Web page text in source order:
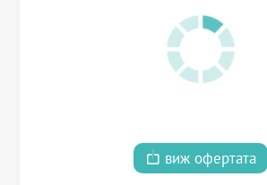
виж офертата